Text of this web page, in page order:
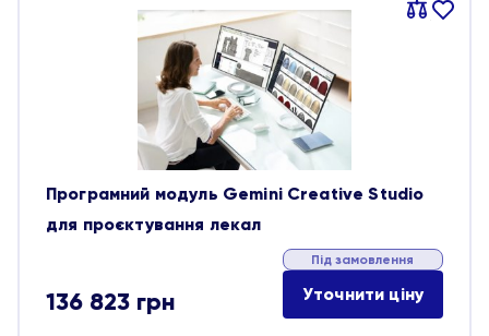
Порівняти
В
Програмний модуль Gemini Creative Studio
для проєктування лекал
136 823 грн
Під замовлення
Уточнити ціну